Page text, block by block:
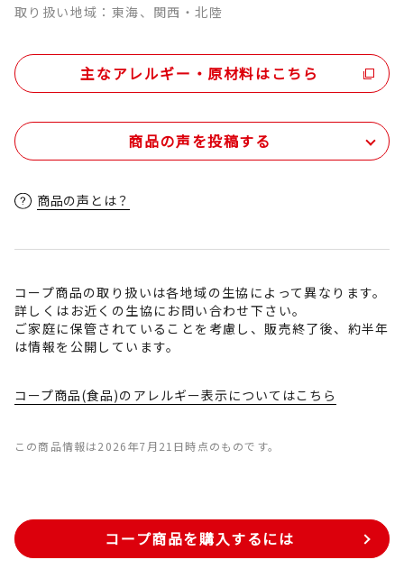
取り扱い地域：東海、関西・北陸
主なアレルギー・原材料はこちら
商品の声を投稿する
商品の声とは？
コープ商品の取り扱いは各地域の生協によって異なります。
詳しくはお近くの生協にお問い合わせ下さい。
ご家庭に保管されていることを考慮し、販売終了後、約半年
は情報を公開しています。
コープ商品(食品)のアレルギー表示についてはこちら
この商品情報は2026年7月21日時点のものです。
コープ商品を購入するには